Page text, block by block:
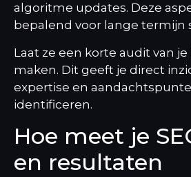
algoritme updates. Deze
bepalend voor lange termijn
Laat ze een korte audit van
maken. Dit geeft je direct
expertise en
identificeren.
Hoe meet je
en resultaten